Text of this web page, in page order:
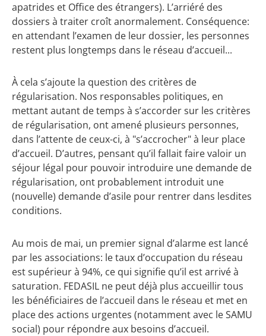
apatrides et Office des étrangers). L’arriéré des
dossiers à traiter croît anormalement. Conséquence:
en attendant l’examen de leur dossier, les personnes
restent plus longtemps dans le réseau d’accueil...
À cela s’ajoute la question des critères de
régularisation. Nos responsables politiques, en
mettant autant de temps à s’accorder sur les critères
de régularisation, ont amené plusieurs personnes,
dans l’attente de ceux-ci, à "s’accrocher" à leur place
d’accueil. D’autres, pensant qu’il fallait faire valoir un
séjour légal pour pouvoir introduire une demande de
régularisation, ont probablement introduit une
(nouvelle) demande d’asile pour rentrer dans lesdites
conditions.
Au mois de mai, un premier signal d’alarme est lancé
par les associations: le taux d’occupation du réseau
est supérieur à 94%, ce qui signifie qu’il est arrivé à
saturation. FEDASIL ne peut déjà plus accueillir tous
les bénéficiaires de l’accueil dans le réseau et met en
place des actions urgentes (notamment avec le SAMU
social) pour répondre aux besoins d’accueil.